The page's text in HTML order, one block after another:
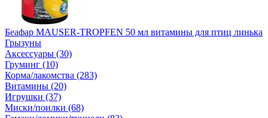
Беафар MAUSER-TROPFEN 50 мл витамины для птиц линька
Грызуны
Аксессуары (30)
Груминг (10)
Корма/лакомства (283)
Витамины (20)
Игрушки (37)
Миски/поилки (68)